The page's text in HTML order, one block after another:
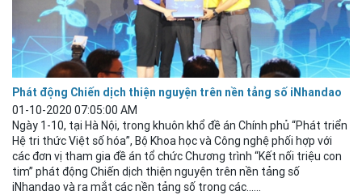
Phát động Chiến dịch thiện nguyện trên nền tảng số iNhandao
01-10-2020 07:05:00 AM
Ngày 1-10, tại Hà Nội, trong khuôn khổ đề án Chính phủ “Phát triển
Hệ tri thức Việt số hóa”, Bộ Khoa học và Công nghệ phối hợp với
các đơn vị tham gia đề án tổ chức Chương trình “Kết nối triệu con
tim” phát động Chiến dịch thiện nguyện trên nền tảng số
iNhandao và ra mắt các nền tảng số trong các......